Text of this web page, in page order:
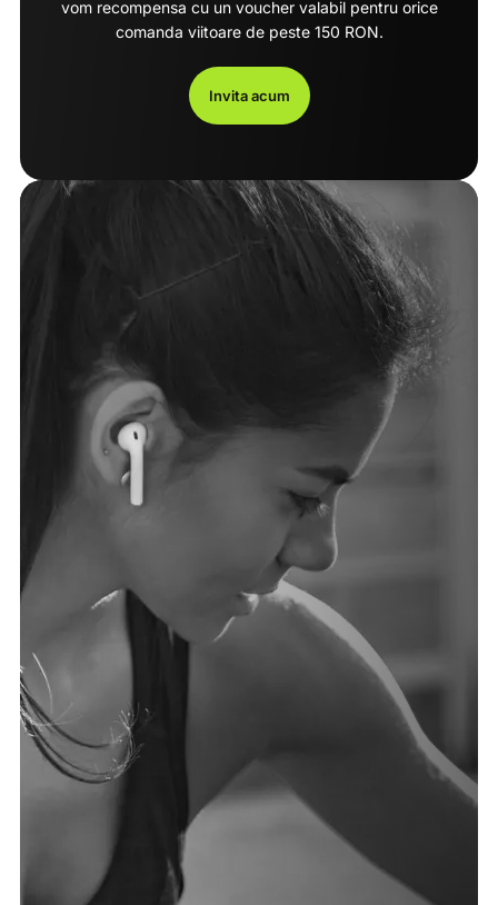
vom recompensa cu un voucher valabil pentru orice
comanda viitoare de peste 150 RON.
Invita acum